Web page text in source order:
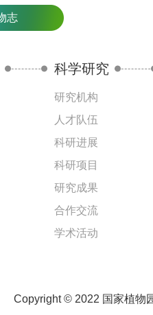
志
科学研究
研究机构
人才队伍
科研进展
科研项目
研究成果
合作交流
学术活动
Copyright © 2022 国家植物